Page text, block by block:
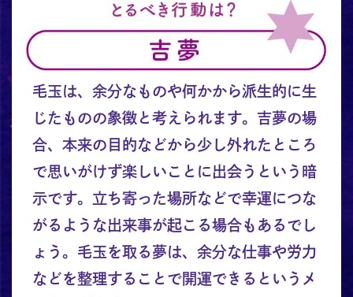
毛玉は、余分なものや何かから派生的に生
じたものの象徴と考えられます。吉夢の場
合、本来の目的などから少し外れたところ
で思いがけず楽しいことに出会うという暗
示です。立ち寄った場所などで幸運につな
がるような出来事が起こる場合もあるでし
ょう。毛玉を取る夢は、余分な仕事や労力
などを整理することで開運できるというメ